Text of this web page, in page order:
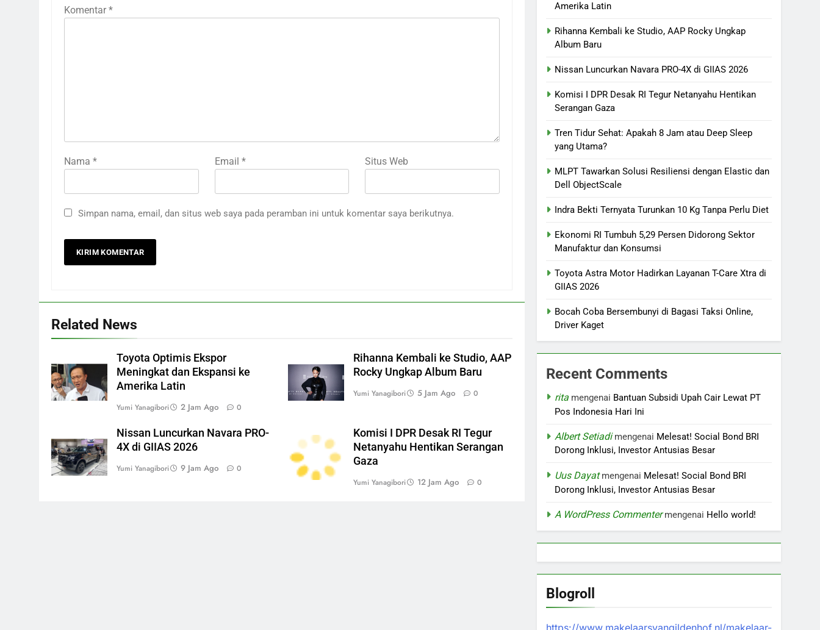
Komentar *
Nama * Email * Situs Web
Simpan nama, email, dan situs web saya pada peramban ini untuk komentar saya berikutnya.
Related News
Toyota Optimis Ekspor
Meningkat dan Ekspansi ke
Amerika Latin
Yumi Yanagibori 2 Jam Ago 0
Rihanna Kembali ke Studio, AAP
Rocky Ungkap Album Baru
Yumi Yanagibori 5 Jam Ago 0
Nissan Luncurkan Navara PRO-
4X di GIIAS 2026
Yumi Yanagibori 9 Jam Ago 0
Komisi I DPR Desak RI Tegur
Netanyahu Hentikan Serangan
Gaza
Yumi Yanagibori 12 Jam Ago 0
Amerika Latin
Rihanna Kembali ke Studio, AAP Rocky Ungkap
Album Baru
Nissan Luncurkan Navara PRO-4X di GIIAS 2026
Komisi I DPR Desak RI Tegur Netanyahu Hentikan
Serangan Gaza
Tren Tidur Sehat: Apakah 8 Jam atau Deep Sleep
yang Utama?
MLPT Tawarkan Solusi Resiliensi dengan Elastic dan
Dell ObjectScale
Indra Bekti Ternyata Turunkan 10 Kg Tanpa Perlu Diet
Ekonomi RI Tumbuh 5,29 Persen Didorong Sektor
Manufaktur dan Konsumsi
Toyota Astra Motor Hadirkan Layanan T-Care Xtra di
GIIAS 2026
Bocah Coba Bersembunyi di Bagasi Taksi Online,
Driver Kaget
Recent Comments
rita mengenai Bantuan Subsidi Upah Cair Lewat PT
Pos Indonesia Hari Ini
Albert Setiadimengenai Melesat! Social Bond BRI
Dorong Inklusi, Investor Antusias Besar
Uus Dayatmengenai Melesat! Social Bond BRI
Dorong Inklusi, Investor Antusias Besar
A WordPress Commentermengenai Hello world!
Blogroll
https://www.makelaarsvangildenhof.nl/makelaar-